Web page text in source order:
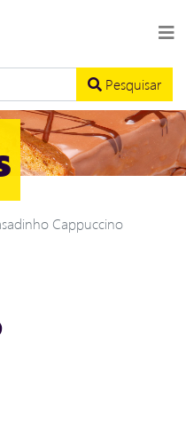
Pesquisar
Cappuccino